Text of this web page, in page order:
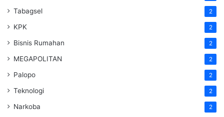
Tabagsel 2
KPK 2
Bisnis Rumahan 2
MEGAPOLITAN 2
Palopo 2
Teknologi 2
Narkoba 2